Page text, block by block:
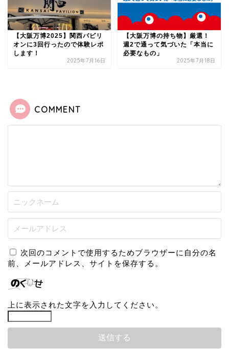
【大阪万博2025】関西パビリ
オンに3回行ったので体験レポ
します！
2025年7月16日
【大阪万博の持ち物】厳選！
週2で通って気づいた「本当に
必要なもの」
2025年7月18日
COMMENT
次回のコメントで使用するためブラウザーに自分の名
前、メールアドレス、サイトを保存する。
上に表示された文字を入力してください。